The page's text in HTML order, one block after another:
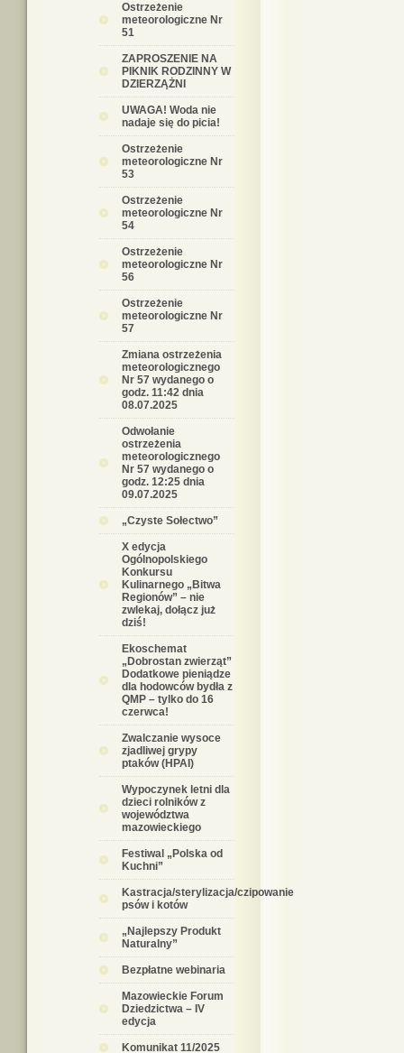
Ostrzeżenie
meteorologiczne Nr
51
ZAPROSZENIE NA
PIKNIK RODZINNY W
DZIERZĄŻNI
UWAGA! Woda nie
nadaje się do picia!
Ostrzeżenie
meteorologiczne Nr
53
Ostrzeżenie
meteorologiczne Nr
54
Ostrzeżenie
meteorologiczne Nr
56
Ostrzeżenie
meteorologiczne Nr
57
Zmiana ostrzeżenia
meteorologicznego
Nr 57 wydanego o
godz. 11:42 dnia
08.07.2025
Odwołanie
ostrzeżenia
meteorologicznego
Nr 57 wydanego o
godz. 12:25 dnia
09.07.2025
„Czyste Sołectwo”
X edycja
Ogólnopolskiego
Konkursu
Kulinarnego „Bitwa
Regionów” – nie
zwlekaj, dołącz już
dziś!
Ekoschemat
„Dobrostan zwierząt”
Dodatkowe pieniądze
dla hodowców bydła z
QMP – tylko do 16
czerwca!
Zwalczanie wysoce
zjadliwej grypy
ptaków (HPAI)
Wypoczynek letni dla
dzieci rolników z
województwa
mazowieckiego
Festiwal „Polska od
Kuchni”
Kastracja/sterylizacja/czipowanie
psów i kotów
„Najlepszy Produkt
Naturalny”
Bezpłatne webinaria
Mazowieckie Forum
Dziedzictwa – IV
edycja
Komunikat 11/2025